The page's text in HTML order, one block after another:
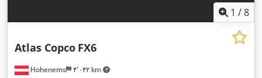
1 /8
Hohenems ۴٬۰۴۲ km
Atlas Copco FX6